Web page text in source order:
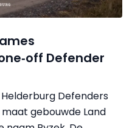
Defender
Defenders
gebouwde Land